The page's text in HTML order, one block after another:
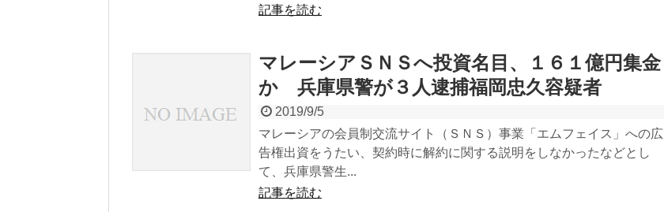
記事を読む
マレーシアＳＮＳへ投資名目、１６１億円集金
か 兵庫県警が３人逮捕福岡忠久容疑者
2019/9/5
マレーシアの会員制交流サイト（ＳＮＳ）事業「エムフェイス」への広
告権出資をうたい、契約時に解約に関する説明をしなかったなどとし
て、兵庫県警生...
記事を読む